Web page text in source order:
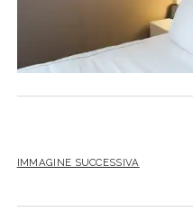
IMMAGINE SUCCESSIVA